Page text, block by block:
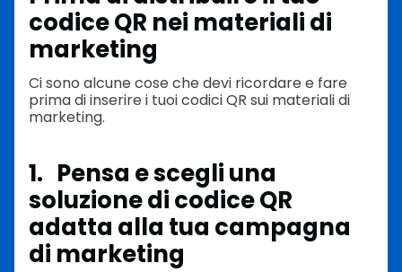
codice QR nei materiali di
marketing
Ci sono alcune cose che devi ricordare e fare
prima di inserire i tuoi codici QR sui materiali di
marketing.
1. Pensa e scegli una
soluzione di codice QR
adatta alla tua campagna
di marketing